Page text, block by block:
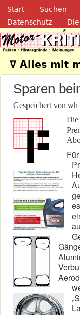
Navigation
Start Suchen
Datenschutz
∇ Alles mit
Sparen
Gespeichert von wh
Die